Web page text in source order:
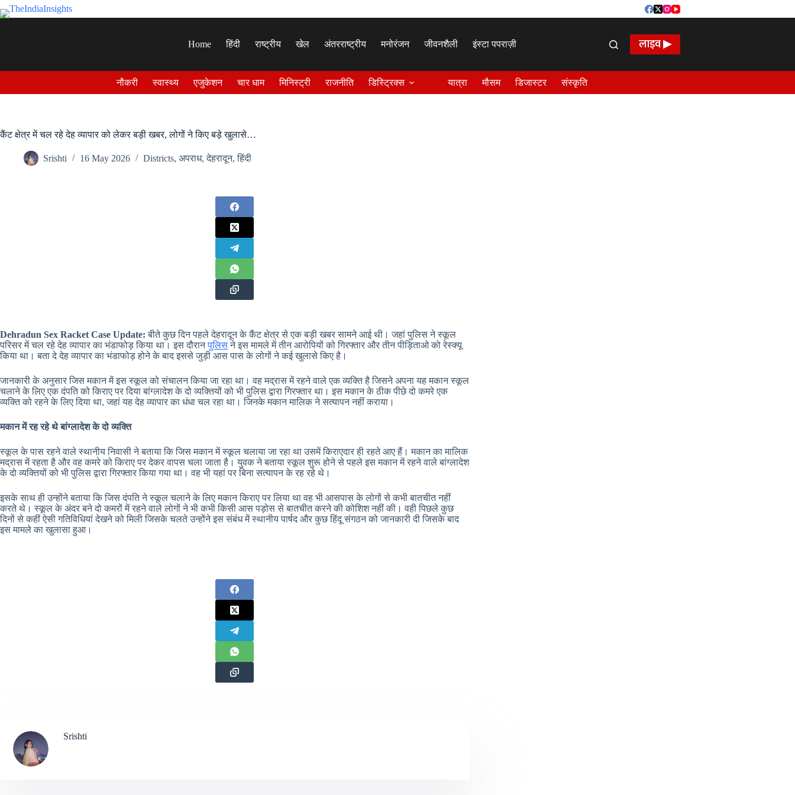
Skip
to
Home
हिंदी राष्ट्रीय खेल अंतरराष्ट्रीय मनोरंजन जीवनशैली इंस्टा पपराज़ी लाइव ▶
नौकरी स्वास्थ्य एजुकेशन चार धाम मिनिस्ट्री राजनीति डिस्ट्रिक्स यात्रा मौसम डिजास्टर संस्कृति
कैंट क्षेत्र में चल रहे देह व्यापार को लेकर बड़ी खबर, लोगों ने किए बड़े खुलासे…
Srishti 16 May 2026 Districts, अपराध,देहरादून,हिंदी
Dehradun Sex Racket Case Update: बीते कुछ दिन पहले देहरादून के कैंट क्षेत्र से एक बड़ी खबर सामने आई थी। जहां पुलिस ने स्कूल
परिसर में चल रहे देह व्यापार का भंडाफोड़ किया था। इस दौरानपुलिसने इस मामले में तीन आरोपियों को गिरफ्तार और तीन पीड़िताओ को रेस्क्यू
किया था। बता दे देह व्यापार का भंडाफोड़ होने के बाद इससे जुड़ी आस पास के लोगों ने कई खुलासे किए है।
जानकारी के अनुसार जिस मकान में इस स्कूल को संचालन किया जा रहा था। वह मद्रास में रहने वाले एक व्यक्ति है जिसने अपना यह मकान स्कूल
चलाने के लिए एक दंपति को किराए पर दिया बांग्लादेश के दो व्यक्तियों को भी पुलिस द्वारा गिरफ्तार था। इस मकान के ठीक पीछे दो कमरे एक
व्यक्ति को रहने के लिए दिया था, जहां यह देह व्यापार का धंधा चल रहा था। जिनके मकान मालिक ने सत्यापन नहीं कराया।
मकान में रह रहे थे बांग्लादेश के दो व्यक्ति
स्कूल के पास रहने वाले स्थानीय निवासी ने बताया कि जिस मकान में स्कूल चलाया जा रहा था उसमें किराएदार ही रहते आए हैं। मकान का मालिक
मद्रास में रहता है और वह कमरे को किराए पर देकर वापस चला जाता है। युवक ने बताया स्कूल शुरू होने से पहले इस मकान में रहने वाले बांग्लादेश
के दो व्यक्तियों को भी पुलिस द्वारा गिरफ्तार किया गया था। वह भी यहां पर बिना सत्यापन के रह रहे थे।
इसके साथ ही उन्होंने बताया कि जिस दंपति ने स्कूल चलाने के लिए मकान किराए पर लिया था वह भी आसपास के लोगों से कभी बातचीत नहीं
करते थे। स्कूल के अंदर बने दो कमरों में रहने वाले लोगों ने भी कभी किसी आस पड़ोस से बातचीत करने की कोशिश नहीं की। वही पिछले कुछ
दिनों से कहीं ऐसी गतिविधियां देखने को मिली जिसके चलते उन्होंने इस संबंध में स्थानीय पार्षद और कुछ हिंदू संगठन को जानकारी दी जिसके बाद
इस मामले का खुलासा हुआ।
Srishti